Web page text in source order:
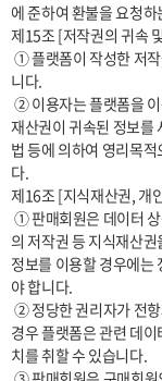
에 준하여 환불을 요청
제15조 [저작권의 귀속
니다.
재산권이 귀속된 정보를
법 등에 의하여 영리목
다.
제16조 [지식재산권, 개
의 저작권 등 지식재산
정보를 이용할 경우에는
야 합니다.
경우 플랫폼은 관련 데
치를 취할 수 있습니다.